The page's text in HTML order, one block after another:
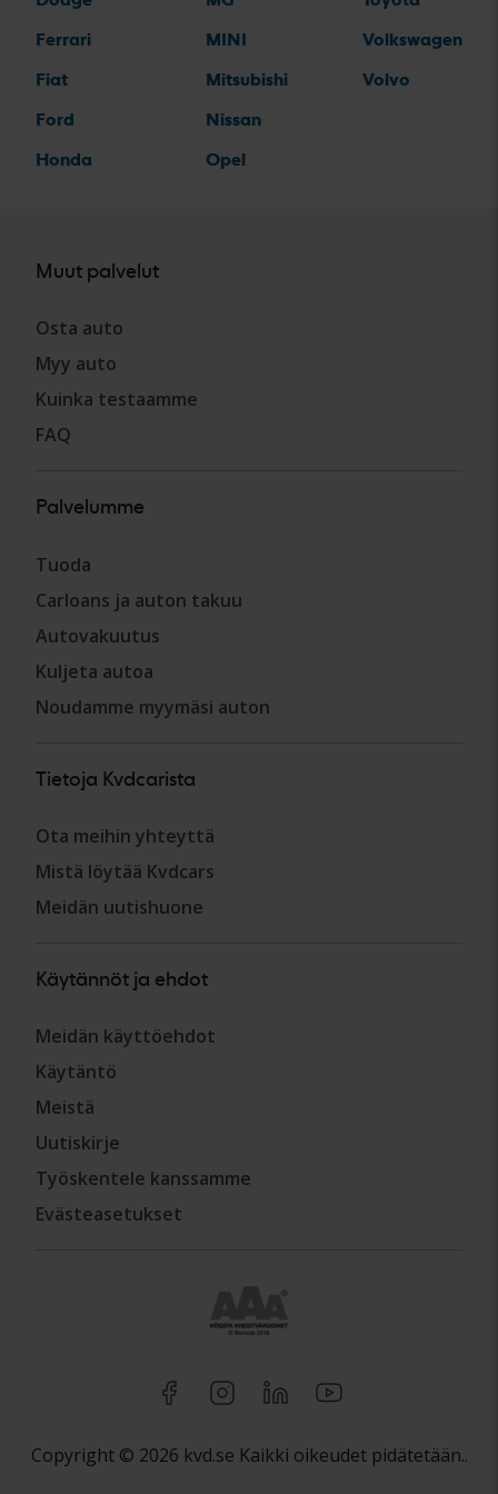
Ferrari
Fiat
Ford
Honda
MINI
Mitsubishi
Nissan
Opel
Volkswagen
Volvo
Muut palvelut
Osta auto
Myy auto
Kuinka testaamme
FAQ
Palvelumme
Tuoda
Carloans ja auton takuu
Autovakuutus
Kuljeta autoa
Noudamme myymäsi auton
Tietoja Kvdcarista
Ota meihin yhteyttä
Mistä löytää Kvdcars
Meidän uutishuone
Käytännöt ja ehdot
Meidän käyttöehdot
Käytäntö
Meistä
Uutiskirje
Työskentele kanssamme
Evästeasetukset
Copyright © 2026 kvd.se Kaikki oikeudet pidätetään..